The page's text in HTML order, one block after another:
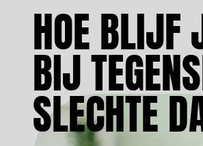
HOE BLIJF
BIJ
SLECHTE